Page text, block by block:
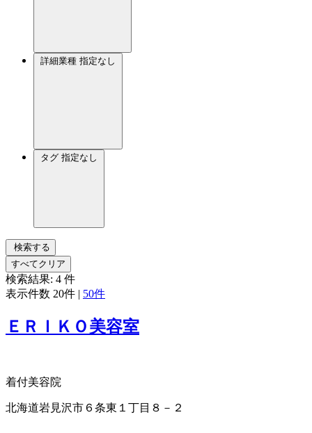
詳細業種 指定なし
タグ 指定なし
検索する
すべてクリア
検索結果: 4 件
表示件数 20件 | 50件
ＥＲＩＫＯ美容室
着付美容院
北海道岩見沢市６条東１丁目８－２